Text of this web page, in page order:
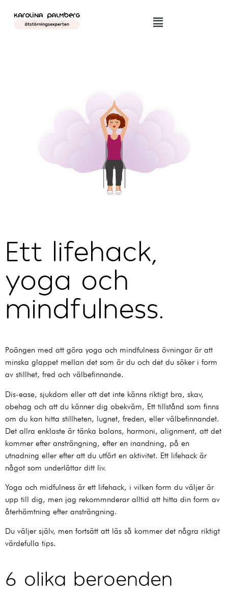
Ett lifehack,
yoga och
mindfulness.
Poängen med att göra yoga och mindfulness övningar är att
minska glappet mellan det som är du och det du söker i form
av stillhet, fred och välbefinnande.
Dis-ease, sjukdom eller att det inte känns riktigt bra, skav,
obehag och att du känner dig obekväm, Ett tillstånd som finns
om du kan hitta stillheten, lugnet, freden, eller välbefinnandet.
Det allra enklaste är tänka balans, harmoni, alignment, att det
kommer efter ansträngning, efter en inandning, på en
utnadning eller efter att du utfört en aktivitet. Ett lifehack är
något som underlättar ditt liv.
Yoga och midfulness är ett lifehack, i vilken form du väljer är
upp till dig, men jag rekommnderar alltid att hitta din form av
återhämtning efter ansträngning.
Du väljer själv, men fortsätt att läs så kommer det några riktigt
värdefulla tips.
6 olika beroenden